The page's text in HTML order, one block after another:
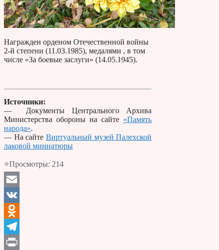
Награжден орденом Отечественной войны
2-й степени (11.03.1985), медалями , в том
числе «За боевые заслуги» (14.05.1945).
Источники:
— Документы Центрального Архива
Министерства обороны на сайте «Память
народа».
— На сайтеВиртуальный музей Палехской
лаковой миниатюры
⭐Просмотры: 214
Email
VK
Odnoklassniki
Telegram